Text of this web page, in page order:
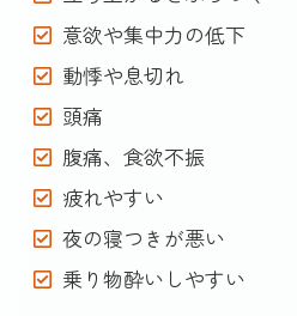
意欲や集中力の低下
動悸や息切れ
頭痛
腹痛、食欲不振
疲れやすい
夜の寝つきが悪い
乗り物酔いしやすい